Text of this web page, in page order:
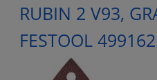
RUBIN 2 V93,
FESTOOL 499162